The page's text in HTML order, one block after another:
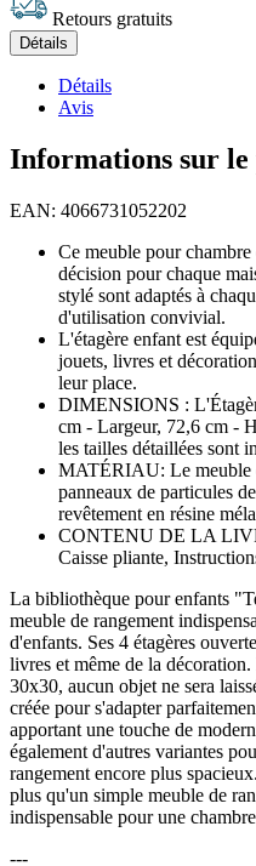
Retours gratuits
Détails
Détails
Avis
Informations sur
EAN: 4066731052202
Ce meuble pour
décision pour chaque
stylé sont adaptés à
d'utilisation convivial.
L'étagère enfant est
jouets, livres et
leur place.
DIMENSIONS :
cm - Largeur, 72,6 cm -
les tailles détaillées sont
MATÉRIAU: Le meuble
panneaux de particules
revêtement en résine
CONTENU DE LA
Caisse pliante,
La bibliothèque pour enfants
meuble de rangement
d'enfants. Ses 4 étagères
livres et même de la
30x30, aucun objet ne sera
créée pour s'adapter
apportant une touche de
également d'autres variantes
rangement encore plus
plus qu'un simple meuble de
indispensable pour une
---